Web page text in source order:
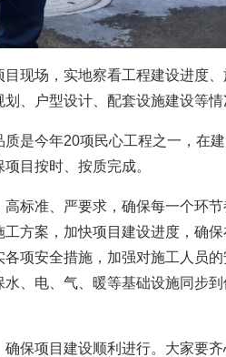
场，实地察看工程建设进度、
、户型设计、配套设施建设等情
今年20项民心工程之一，在建
目按时、按质完成。
准、严要求，确保每一个环节
方案，加快项目建设进度，确
项安全措施，加强对施工人员
、电、气、暖等基础设施同步
项目建设顺利进行。大家要齐